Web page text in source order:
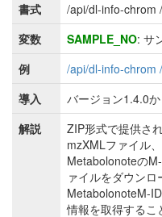
書式 /api/dl-info-chrom /
変数
SAMPLE_NO: サ
例
/api/dl-info-chrom /
導入
バージョン1.4.0か
解説
ZIP形式で提供さ
mzXMLファイル
Metabolonoteの
ァイルをダウン
MetabolonoteM-
情報を取得するこ